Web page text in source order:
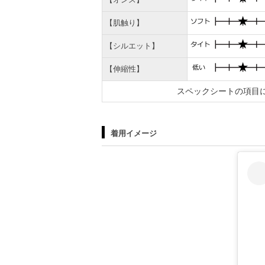
【肌触り】
【シルエット】
【伸縮性】
スペックシートの項目
着用イメージ